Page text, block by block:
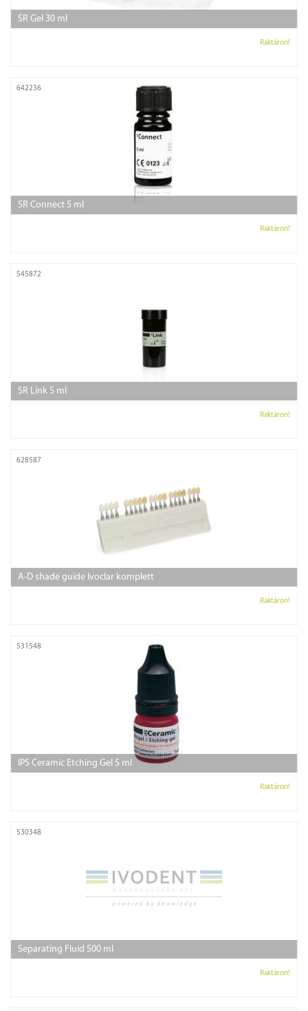
SR Gel 30 ml
Raktáron!
642236
SR Connect 5 ml
Raktáron!
545872
SR Link 5 ml
Raktáron!
628587
A-D shade guide Ivoclar komplett
Raktáron!
531548
IPS Ceramic Etching Gel 5 ml
Raktáron!
530348
Separating Fluid 500 ml
Raktáron!